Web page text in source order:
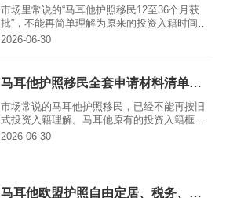
Amendment Act 2025，并修改相关附属法
规，将原有的固定投资入籍框架调整为以 merit
为基础的归化制度。
市场里常说的“马耳他护照移民12至36个月获
批”，不能再简单理解为原来的投资入籍时间
表。马耳他原有以固定出资和投资为核心的公
于杰出贡献或特殊价值的归化入籍”，英文通常
称为 citizenship by naturalisation on the basis
of merit。
2026-06-30
马耳他护照移民全套申请材料清单完整版 2026最新版
市场常说的马耳他护照移民，已经不能再按旧
式投资入籍理解。马耳他原有的投资入籍框架
在欧盟法院2025年4月29日判决后被调整，马
2026-06-30
马耳他欧盟护照自由定居、税务、子女教育优势解读（2026最新版）｜亚太环球专业解读